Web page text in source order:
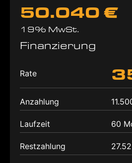
50.040 €
19% MwSt.
Finanzierung
Rate
Anzahlung
Laufzeit 60
Restzahlung